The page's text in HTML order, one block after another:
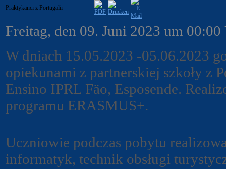
Praktykanci z Portugalii
Freitag, den 09. Juni 2023 um 00:00
W dniach 15.05.2023 -05.06.2023
opiekunami z partnerskiej szkoły z
Ensino IPRL Fäo, Esposende.
programu ERASMUS+.
Uczniowie podczas pobytu
informatyk, technik obsługi